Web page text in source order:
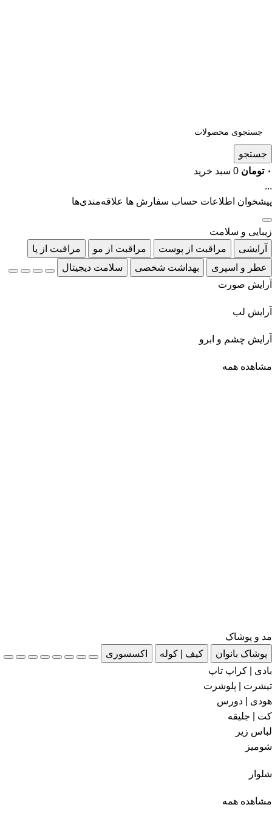
جستجو
۰ تومان 0 سبد خرید
...
پیشخوان اطلاعات حساب سفارش ها علاقه‌مندی‌ها
زیبایی و سلامت
آرایشی
مراقبت از پوست مراقبت از مو
مراقبت از پا
عطر و اسپری
بهداشت شخصی
سلامت دیجیتال
آرایش صورت
آرایش لب
آرایش چشم و ابرو
مشاهده همه
مد و پوشاک
پوشاک بانوان
کیف | کوله
اکسسوری
بادی | کراپ تاپ
تیشرت | پلوشرت
هودی | دورس
کت | جلیقه
لباس زیر
شومیز
شلوار
مشاهده همه